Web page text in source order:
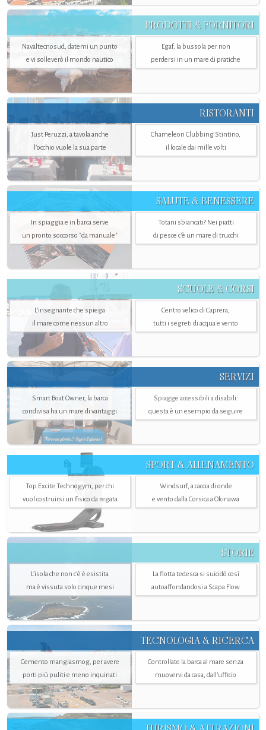
PRODOTTI & FORNITORI
Navaltecnosud, datemi un punto
e vi solleverò il mondo nautico
Egaf, la bussola per non
perdersi in un mare di pratiche
RISTORANTI
Just Peruzzi, a tavola anche
l’occhio vuole la sua parte
Chameleon Clubbing Stintino,
il locale dai mille volti
SALUTE & BENESSERE
In spiaggia e in barca serve
un pronto soccorso "da manuale"
Totani sbiancati? Nei piatti
di pesce c'è un mare di trucchi
SCUOLE & CORSI
L'insegnante che spiega
il mare come nessun altro
Centro velico di Caprera,
tutti i segreti di acqua e vento
SERVIZI
Smart Boat Owner, la barca
condivisa ha un mare di vantaggi
Spiagge accessibili a disabili:
questa è un esempio da seguire
SPORT & ALLENAMENTO
Top Excite Technogym, per chi
vuol costruirsi un fisico da regata
Windsurf, a caccia di onde
e vento dalla Corsica a Okinawa
STORIE
L’isola che non c'è è esistita
ma è vissuta solo cinque mesi
La flotta tedesca si suicidò così
autoaffondandosi a Scapa Flow
TECNOLOGIA & RICERCA
Cemento mangiasmog, per avere
porti più puliti e meno inquinati
Controllate la barca al mare senza
muovervi da casa, dall’ufficio